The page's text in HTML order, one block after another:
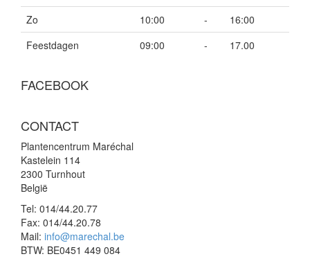
Zo
10:00 -
16:00
Feestdagen
09:00 - 17.00
FACEBOOK
CONTACT
Plantencentrum Maréchal
Kastelein 114
2300 Turnhout
België
Tel: 014/44.20.77
Fax: 014/44.20.78
Mail: info@marechal.be
BTW: BE0451 449 084